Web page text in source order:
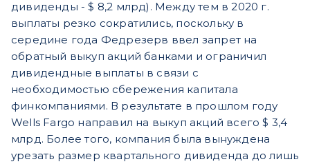
дивиденды - $ 8,2 млрд). Между тем в 2020 г.
выплаты резко сократились, поскольку в
середине года Федрезерв ввел запрет на
обратный выкуп акций банками и ограничил
дивидендные выплаты в связи с
необходимостью сбережения капитала
финкомпаниями. В результате в прошлом году
Wells Fargo направил на выкуп акций всего $ 3,4
млрд. Более того, компания была вынуждена
урезать размер квартального дивиденда до лишь